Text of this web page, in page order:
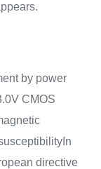
by power
CMOS
In
directive